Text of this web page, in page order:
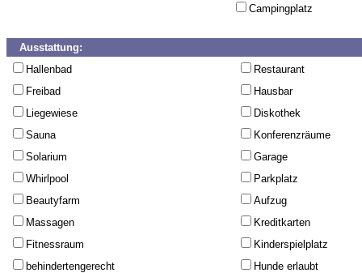
Campingplatz
Ausstattung:
Hallenbad
Restaurant
Freibad
Hausbar
Liegewiese
Diskothek
Sauna
Konferenzräume
Solarium
Garage
Whirlpool
Parkplatz
Beautyfarm
Aufzug
Massagen
Kreditkarten
Fitnessraum
Kinderspielplatz
behindertengerecht
Hunde erlaubt